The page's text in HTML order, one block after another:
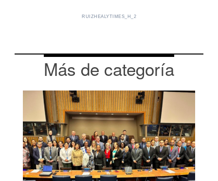
RUIZHEALYTIMES_H_2
Más de categoría